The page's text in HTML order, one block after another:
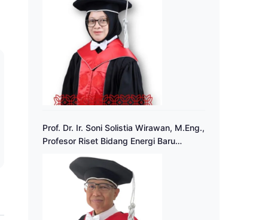
Prof. Dr. Ir. Soni Solistia Wirawan, M.Eng.,
Profesor Riset Bidang Energi Baru